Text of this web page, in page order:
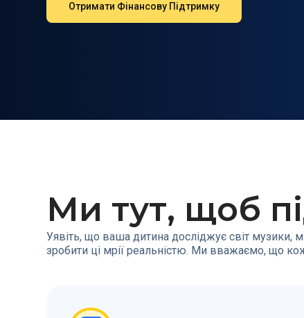
Отримати Фінансову Підтримку
Ми тут, щоб
Уявіть, що ваша дитина досліджує світ музики,
зробити ці мрії реальністю. Ми вважаємо, що